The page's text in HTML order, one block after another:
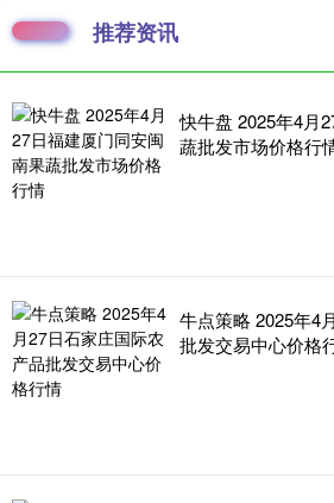
推荐资讯
快牛盘 2025年4月
蔬批发市场价格行
牛点策略 2025年4
批发交易中心价格